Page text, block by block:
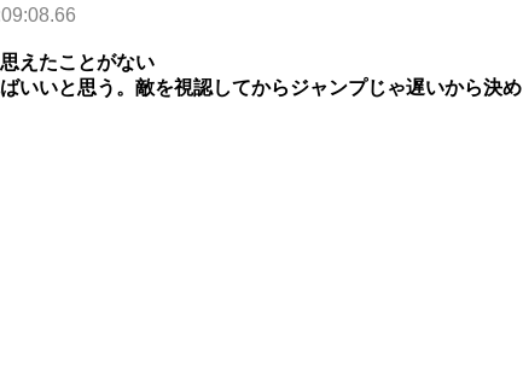
えたことがない
いいと思う。敵を視認してからジャンプじゃ遅いから決め